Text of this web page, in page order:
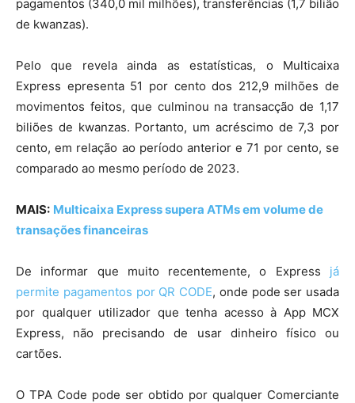
pagamentos (340,0 mil milhões), transferências (1,7 bilião
de kwanzas).
Pelo que revela ainda as estatísticas, o Multicaixa
Express epresenta 51 por cento dos 212,9 milhões de
movimentos feitos, que culminou na transacção de 1,17
biliões de kwanzas. Portanto, um acréscimo de 7,3 por
cento, em relação ao período anterior e 71 por cento, se
comparado ao mesmo período de 2023.
MAIS: Multicaixa Express supera ATMs em volume de
transações financeiras
De informar que muito recentemente, o Express já
permite pagamentos por QR CODE, onde pode ser usada
por qualquer utilizador que tenha acesso à App MCX
Express, não precisando de usar dinheiro físico ou
cartões.
O TPA Code pode ser obtido por qualquer Comerciante